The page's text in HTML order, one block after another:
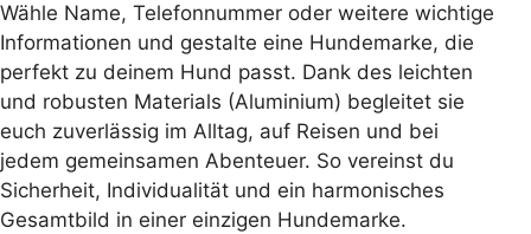
Wähle Name, Telefonnummer oder weitere wichtige
Informationen und gestalte eine Hundemarke, die
perfekt zu deinem Hund passt. Dank des leichten
und robusten Materials (Aluminium) begleitet sie
euch zuverlässig im Alltag, auf Reisen und bei
jedem gemeinsamen Abenteuer. So vereinst du
Sicherheit, Individualität und ein harmonisches
Gesamtbild in einer einzigen Hundemarke.